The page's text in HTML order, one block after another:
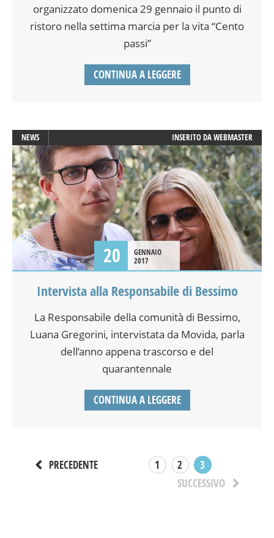
organizzato domenica 29 gennaio il punto di
ristoro nella settima marcia per la vita “Cento
passi”
CONTINUA A LEGGERE
NEWS INSERITO DAWEBMASTER
20
GENNAIO
2017
Intervista alla Responsabile di Bessimo
La Responsabile della comunità di Bessimo,
Luana Gregorini, intervistata da Movida, parla
dell’anno appena trascorso e del
quarantennale
CONTINUA A LEGGERE
PRECEDENTE 1 2
3
SUCCESSIVO